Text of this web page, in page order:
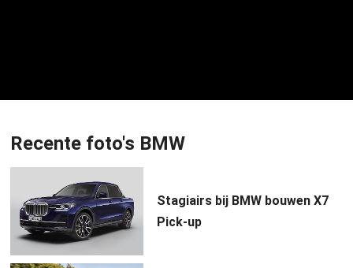
Recente foto's BMW
Stagiairs bij BMW bouwen X7
Pick-up